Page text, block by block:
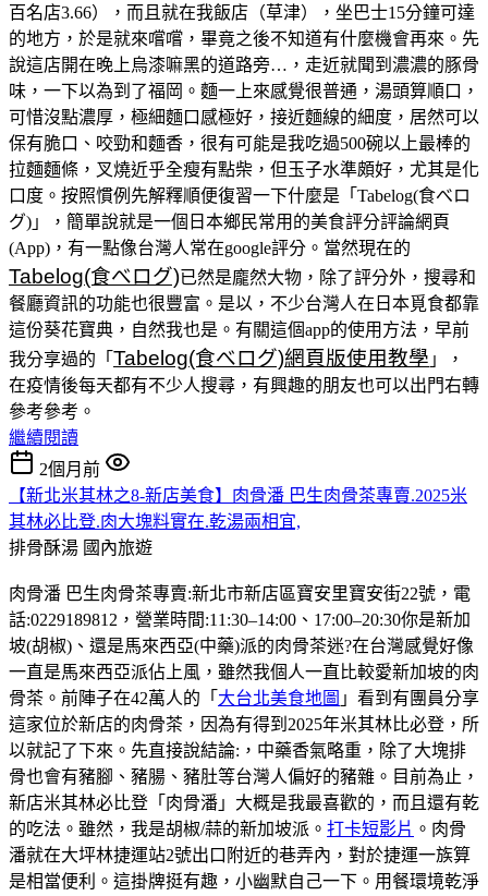
百名店3.66），而且就在我飯店（草津），坐巴士15分鐘可達
的地方，於是就來嚐嚐，畢竟之後不知道有什麼機會再來。先
說這店開在晚上烏漆嘛黑的道路旁…，走近就聞到濃濃的豚骨
味，一下以為到了福岡。麵一上來感覺很普通，湯頭算順口，
可惜沒點濃厚，極細麵口感極好，接近麵線的細度，居然可以
保有脆口、咬勁和麵香，很有可能是我吃過500碗以上最棒的
拉麵麵條，叉燒近乎全瘦有點柴，但玉子水準頗好，尤其是化
口度。按照慣例先解釋順便復習一下什麼是「Tabelog(食べロ
グ)」，簡單說就是一個日本鄉民常用的美食評分評論網頁
(App)，有一點像台灣人常在google評分。當然現在的
Tabelog(食べログ)已然是龐然大物，除了評分外，搜尋和
餐廳資訊的功能也很豐富。是以，不少台灣人在日本覓食都靠
這份葵花寶典，自然我也是。有關這個app的使用方法，早前
我分享過的「 Tabelog(食べログ)網頁版使用教學 」，
在疫情後每天都有不少人搜尋，有興趣的朋友也可以出門右轉
參考參考。
繼續閱讀
2個月前
【新北米其林之8-新店美食】肉骨潘 巴生肉骨茶專賣.2025米
其林必比登.肉大塊料實在.乾湯兩相宜,
排骨酥湯 國內旅遊
肉骨潘 巴生肉骨茶專賣:新北市新店區寶安里寶安街22號，電
話:0229189812，營業時間:11:30–14:00、17:00–20:30你是新加
坡(胡椒)、還是馬來西亞(中藥)派的肉骨茶迷?在台灣感覺好像
一直是馬來西亞派佔上風，雖然我個人一直比較愛新加坡的肉
骨茶。前陣子在42萬人的「 大台北美食地圖 」看到有團員分享
這家位於新店的肉骨茶，因為有得到2025年米其林比必登，所
以就記了下來。先直接說結論:，中藥香氣略重，除了大塊排
骨也會有豬腳、豬腸、豬肚等台灣人偏好的豬雜。目前為止，
新店米其林必比登「肉骨潘」大概是我最喜歡的，而且還有乾
的吃法。雖然，我是胡椒/蒜的新加坡派。 打卡短影片 。肉骨
潘就在大坪林捷運站2號出口附近的巷弄內，對於捷運一族算
是相當便利。這掛牌挺有趣，小幽默自己一下。用餐環境乾淨